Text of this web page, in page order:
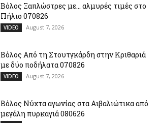
Βόλος Ξαπλώστρες με… αλμυρές τιμές στο
Πήλιο 070826
VIDEO August 7, 2026
Βόλος Από τη Στουτγκάρδη στην Κριθαριά
με δύο ποδήλατα 070826
VIDEO August 7, 2026
Βόλος Νύχτα αγωνίας στα Αιβαλιώτικα από
μεγάλη πυρκαγιά 080626